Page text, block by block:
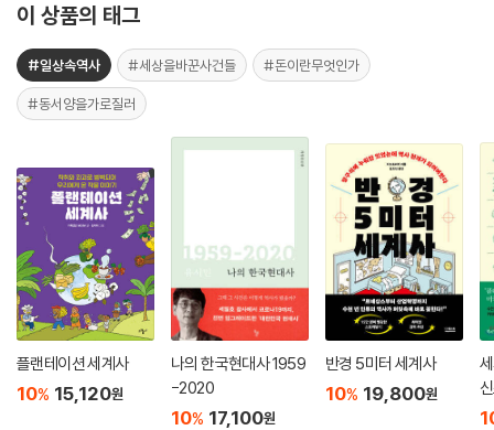
이 상품의 태그
#일상속역사 #세상을바꾼사건들 #돈이란무엇인가
#동서양을가로질러
플랜테이션 세계사
10% 15,120원
나의 한국현대사 1959
-2020
10% 17,100원
반경 5미터 세계사
10% 19,800원